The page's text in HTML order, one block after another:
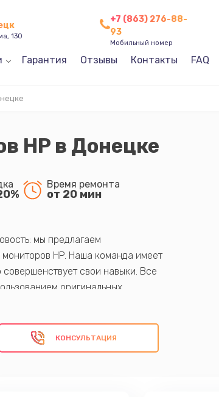
130
+7 (863) 276-88-
93
Мобильный номер
Гарантия Отзывы Контакты FAQ
HP в Донецке
Время ремонта
от 20 мин
мы предлагаем
HP. Наша команда имеет
свои навыки. Все
оригинальных
Ваш монитор будет работать как
КОНСУЛЬТАЦИЯ